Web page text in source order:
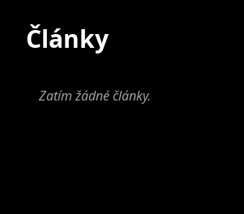
jako třeba auta nebo tramvaje.
nejraději tráví v partě přátel a
Současné
Články
Zatím žádné články.